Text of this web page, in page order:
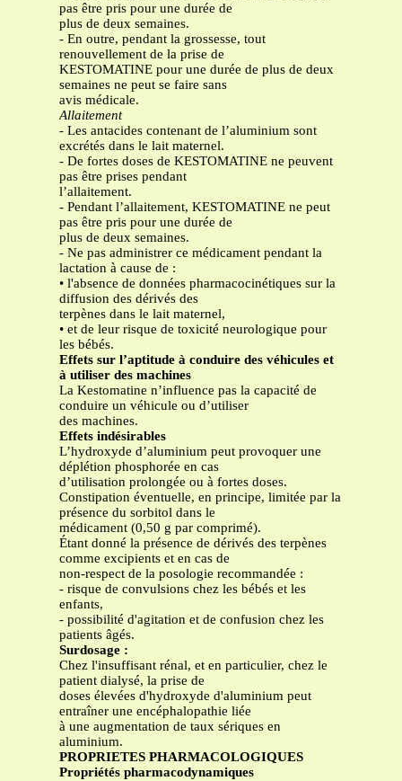
pas être pris pour une durée de
plus de deux semaines.
- En outre, pendant la grossesse, tout
renouvellement de la prise de
KESTOMATINE pour une durée de plus de deux
semaines ne peut se faire sans
avis médicale.
Allaitement
- Les antacides contenant de l’aluminium sont
excrétés dans le lait maternel.
- De fortes doses de KESTOMATINE ne peuvent
pas être prises pendant
l’allaitement.
- Pendant l’allaitement, KESTOMATINE ne peut
pas être pris pour une durée de
plus de deux semaines.
- Ne pas administrer ce médicament pendant la
lactation à cause de :
• l'absence de données pharmacocinétiques sur la
diffusion des dérivés des
terpènes dans le lait maternel,
• et de leur risque de toxicité neurologique pour
les bébés.
Effets sur l’aptitude à conduire des véhicules et
à utiliser des machines
La Kestomatine n’influence pas la capacité de
conduire un véhicule ou d’utiliser
des machines.
Effets indésirables
L’hydroxyde d’aluminium peut provoquer une
déplétion phosphorée en cas
d’utilisation prolongée ou à fortes doses.
Constipation éventuelle, en principe, limitée par la
présence du sorbitol dans le
médicament (0,50 g par comprimé).
Étant donné la présence de dérivés des terpènes
comme excipients et en cas de
non-respect de la posologie recommandée :
- risque de convulsions chez les bébés et les
enfants,
- possibilité d'agitation et de confusion chez les
patients âgés.
Surdosage :
Chez l'insuffisant rénal, et en particulier, chez le
patient dialysé, la prise de
doses élevées d'hydroxyde d'aluminium peut
entraîner une encéphalopathie liée
à une augmentation de taux sériques en
aluminium.
PROPRIETES PHARMACOLOGIQUES
Propriétés pharmacodynamiques